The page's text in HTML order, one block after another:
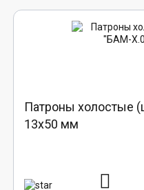
Патроны холостые
13х50 мм